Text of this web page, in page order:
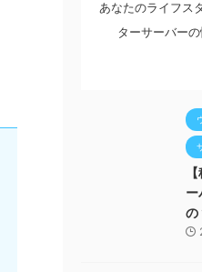
あなたのライフス
ターサーバー
ー
の